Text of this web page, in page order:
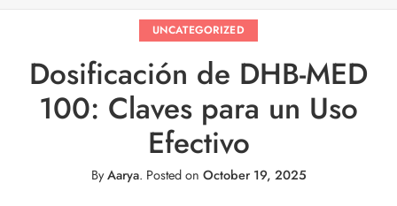
UNCATEGORIZED
Dosificación de DHB-MED
100: Claves para un Uso
Efectivo
ByAarya. Posted on October 19, 2025